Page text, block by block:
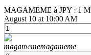
Futures USDT
MAGAMEME à JPY : 1
August 10 at 10:00 AM
magamememagameme